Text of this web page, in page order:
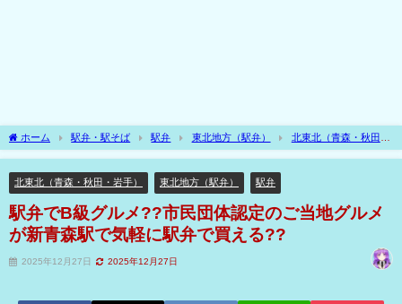
ホーム 駅弁・駅そば 駅弁 東北地方（駅弁）
北東北（青森・秋田・
岩手）
駅弁でB級グルメ??市民団体認定のご当地グルメが新青森駅で気軽に駅弁で
北東北（青森・秋田・岩手）
東北地方（駅弁） 駅弁
駅弁でB級グルメ??市民団体認定のご当地グルメ
が新青森駅で気軽に駅弁で買える??
2025年12月27日 2025年12月27日